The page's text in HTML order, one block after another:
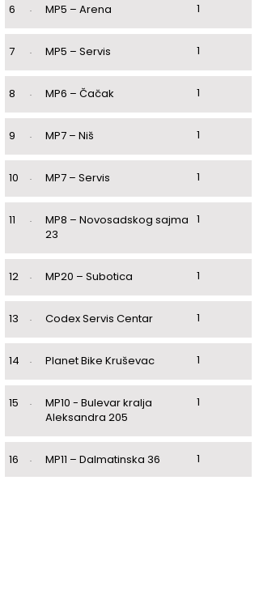
6 . MP5 – Arena 1
7 . MP5 – Servis 1
8 . MP6 – Čačak 1
9 . MP7 – Niš 1
10 . MP7 – Servis 1
11 .
MP8 – Novosadskog sajma
23
1
12 . MP20 – Subotica 1
13 . Codex Servis Centar 1
14 . Planet Bike Kruševac 1
15 .
MP10 - Bulevar kralja
Aleksandra 205
1
16 . MP11 – Dalmatinska 36 1